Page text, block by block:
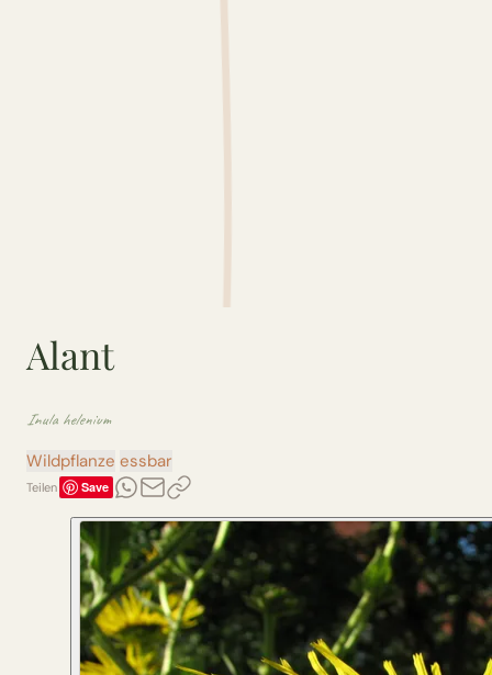
Alant
Inula helenium
Wildpflanze essbar
Teilen Save